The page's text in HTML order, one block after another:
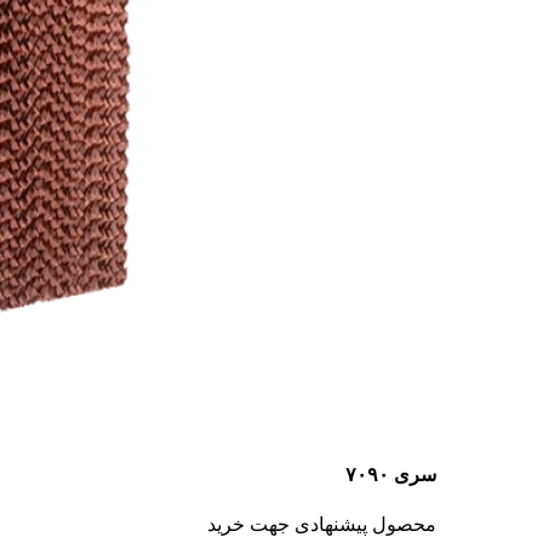
سری ۷۰۹۰
محصول پیشنهادی جهت خرید